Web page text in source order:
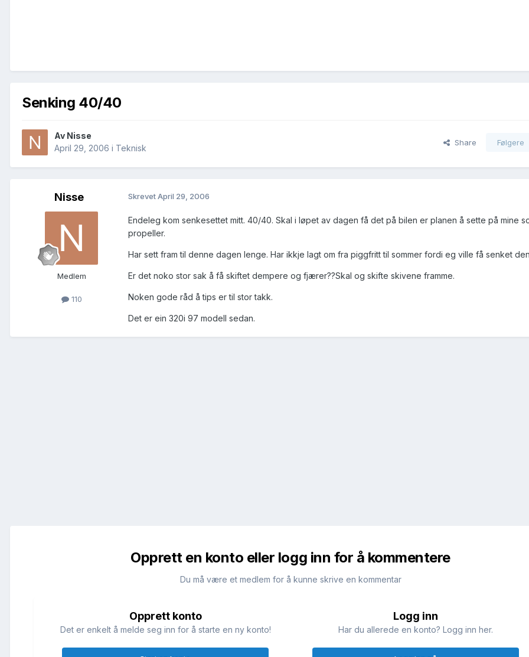
Senking 40/40
Av Nisse
April 29, 2006 i Teknisk
Share Følgere
Nisse
Medlem
110
SkrevetApril 29, 2006
Endeleg kom senkesettet mitt. 40/40. Skal i løpet av dagen få det på bilen er planen å sette på mine
propeller.
Har sett fram til denne dagen lenge. Har ikkje lagt om fra piggfritt til sommer fordi eg ville få senket
Er det noko stor sak å få skiftet dempere og fjærer??Skal og skifte skivene framme.
Noken gode råd å tips er til stor takk.
Det er ein 320i 97 modell sedan.
Opprett en konto eller logg inn for å kommentere
Du må være et medlem for å kunne skrive en kommentar
Opprett konto
Det er enkelt å melde seg inn for å starte en ny konto!
Logg inn
Har du allerede en konto? Logg inn her.